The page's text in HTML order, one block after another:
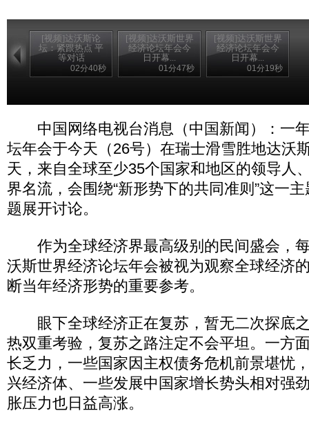
[视频]达沃斯论
坛：紧跟热点 平
等对话
02分40秒
[视频]达沃斯世界
经济论坛年会今
日开幕...
01分47秒
[视频]达沃斯世界
经济论坛年会今
日开幕...
01分19秒
中国网络电视台消息（中国新闻）：一
坛年会于今天（26号）在瑞士滑雪胜地达沃
天，来自全球至少35个国家和地区的领导人
界名流，会围绕“新形势下的共同准则”这一
题展开讨论。
作为全球经济界最高级别的民间盛会，
沃斯世界经济论坛年会被视为观察全球经济
断当年经济形势的重要参考。
眼下全球经济正在复苏，暂无二次探底
热双重考验，复苏之路注定不会平坦。一方
长乏力，一些国家因主权债务危机前景堪忧
兴经济体、一些发展中国家增长势头相对强
胀压力也日益高涨。